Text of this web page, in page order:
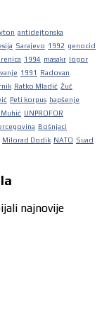
antidejtonska
Sarajevo 1992 genocid
1994 masakr logor
1991
Radovan
Ratko Mladić Žuč
Peti korpus hapšenje
Muhić UNPROFOR
Bošnjaci
Milorad Dodik NATO Suad
najnovije